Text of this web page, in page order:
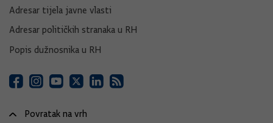
Adresar tijela javne vlasti
Adresar političkih stranaka u RH
Popis dužnosnika u RH
Povratak na vrh